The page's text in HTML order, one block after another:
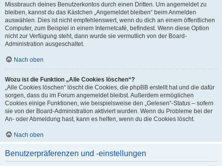
Missbrauch deines Benutzerkontos durch einen Dritten. Um angemeldet zu
bleiben, kannst du das Kästchen „Angemeldet bleiben“ beim Anmelden
auswählen. Dies ist nicht empfehlenswert, wenn du dich an einem öffentlichen
Computer, zum Beispiel in einem Internetcafé, befindest. Wenn diese Option
nicht zur Verfügung steht, dann wurde sie vermutlich von der Board-
Administration ausgeschaltet.
Nach oben
Wozu ist die Funktion „Alle Cookies löschen“?
„Alle Cookies löschen“ löscht die Cookies, die phpBB erstellt hat und die dafür
sorgen, dass du im Forum angemeldet bleibst. Außerdem ermöglichen
Cookies einige Funktionen, wie beispielsweise den „Gelesen“-Status – sofern
sie von der Board-Administration aktiviert wurden. Wenn du Probleme bei der
An- oder Abmeldung hast, kann es helfen, wenn du die Cookies löscht.
Nach oben
Benutzerpräferenzen und -einstellungen